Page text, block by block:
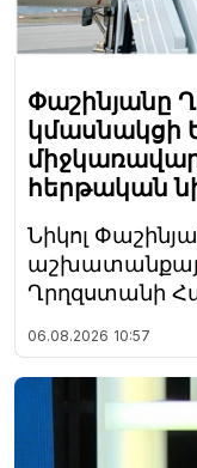
Փաշինյանը
կմասնակցի
հերթական
Նիկոլ
Ղրղզստանի
06.08.2026 10:57